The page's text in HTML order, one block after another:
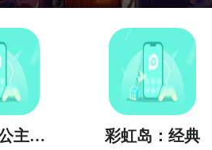
坎特伯雷公主与骑士唤醒冠军之剑的奇幻冒险 彩虹岛：经典